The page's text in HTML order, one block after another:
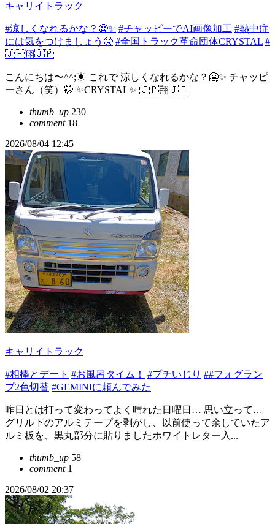
キャリイトラック
#涼しくなれるかな？🥶✨ #チャッピーでAI画像加工 #熱中症
には気をつけましょう🥵 #全国トラック革命団体CRYSTAL #
🇯🇵翔🇯🇵
こんにちは〜^^;☀ これで 涼しくなれるかな？🥶✨ チャッピ
ーさん（笑）🤭 ✨CRYSTAL✨ 🇯🇵翔🇯🇵
thumb_up 230
comment18
2026/08/04 12:45
キャリイトラック
#相棒とデート #お風呂タイム！ #プチいじり ##フォグラン
プ2色切替 #GEMINIに頼んでみた
昨日とは打って変わってよく晴れた日曜日… 思い立って…
グリル下のアルミテープを剥がし、以前使って余していたア
ルミ板を、黒丸部分に貼りましたホワイトレター入...
thumb_up 58
comment1
2026/08/02 20:37